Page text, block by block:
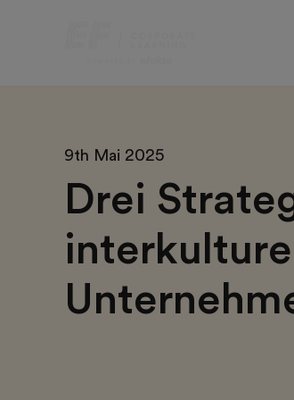
9th Mai 2025
Drei